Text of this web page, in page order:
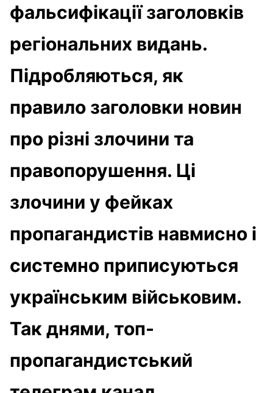
фальсифікації заголовків
регіональних видань.
Підробляються, як
правило заголовки новин
про різні злочини та
правопорушення. Ці
злочини у фейках
пропагандистів навмисно і
системно приписуються
українським військовим.
Так днями, топ-
пропагандистський